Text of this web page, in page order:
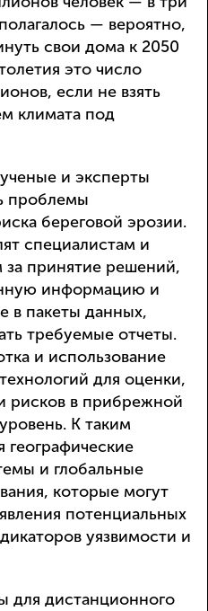
— вероятно,
свои дома к 2050
это число
если не взять
климата под
и эксперты
проблемы
береговой эрозии.
специалистам и
принятие решений,
информацию и
в пакеты данных,
требуемые отчеты.
и использование
для оценки,
рисков в прибрежной
К таким
географические
и глобальные
которые могут
потенциальных
уязвимости и
для дистанционного